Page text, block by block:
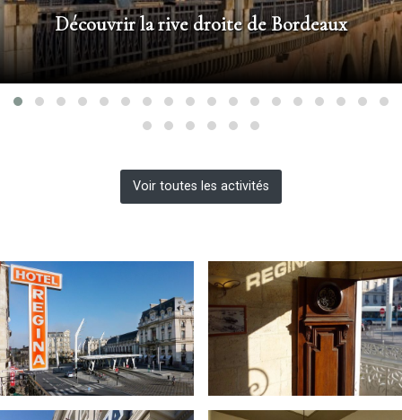
Découvrir la rive droite de Bordeaux
A quelques stations de tramway de votre hôtel de la Gare
Saint Jean se trouvent tous les...
Voir toutes les activités